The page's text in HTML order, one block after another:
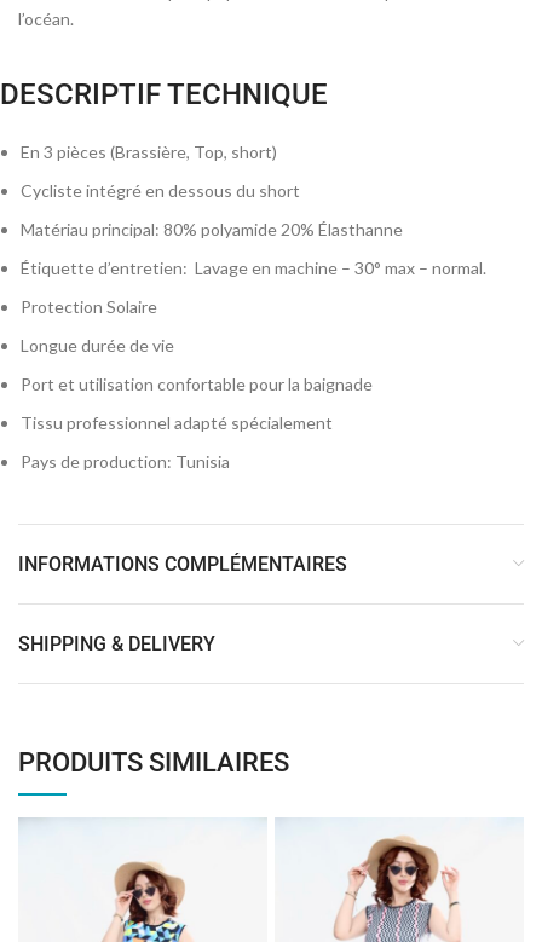
l’océan.
DESCRIPTIF TECHNIQUE
En 3 pièces (Brassière, Top, short)
Cycliste intégré en dessous du short
Matériau principal: 80% polyamide 20% Élasthanne
Étiquette d’entretien: Lavage en machine – 30° max – normal.
Protection Solaire
Longue durée de vie
Port et utilisation confortable pour la baignade
Tissu professionnel adapté spécialement
Pays de production: Tunisia
INFORMATIONS COMPLÉMENTAIRES
SHIPPING & DELIVERY
PRODUITS SIMILAIRES